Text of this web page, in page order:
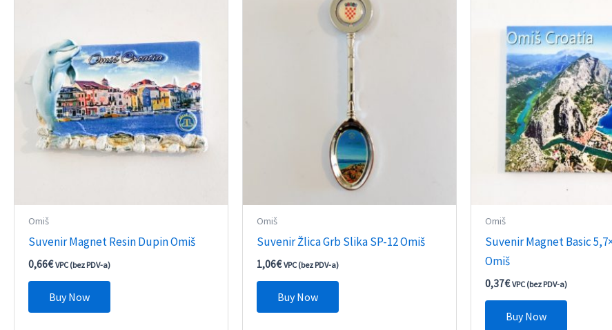
Omiš
Suvenir Magnet Resin Dupin Omiš
0,66€ VPC (bez PDV-a)
Buy Now
Omiš
Suvenir Žlica Grb Slika SP-12 Omiš
1,06€ VPC (bez PDV-a)
Buy Now
Omiš
Suvenir Magnet Basic
Omiš
0,37€ VPC (bez PDV-a)
Buy Now